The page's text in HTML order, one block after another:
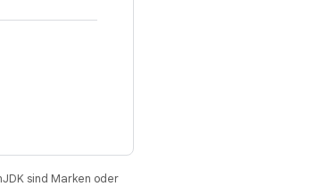
sind Marken oder